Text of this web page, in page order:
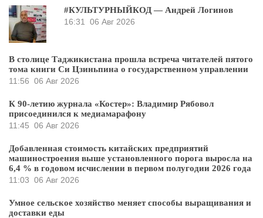
#КУЛЬТУРНЫЙКОД — Андрей Логинов
16:31
06 Авг 2026
В столице Таджикистана прошла встреча читателей пятого
тома книги Си Цзиньпина о государственном управлении
11:56 06 Авг 2026
К 90-летию журнала «Костер»: Владимир Рябовол
присоединился к медиамарафону
11:45 06 Авг 2026
Добавленная стоимость китайских предприятий
машиностроения выше установленного порога выросла на
6,4 % в годовом исчислении в первом полугодии 2026 года
11:03 06 Авг 2026
Умное сельское хозяйство меняет способы выращивания и
доставки еды